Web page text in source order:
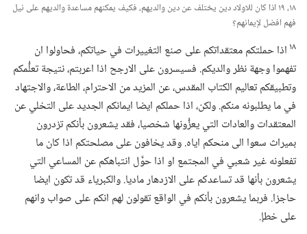
١٨،‏ ١٩ اذا كان للاولاد دين يختلف عن دين والديهم،‏ فكيف يمكنهم مساعدة والديهم على نيل
فهم افضل لإيمانهم؟‏
١٨ اذا حملتكم معتقداتكم على صنع التغييرات في حياتكم،‏ فحاولوا ان
تفهموا وجهة نظر والديكم.‏ فسيسرون على الارجح اذا اعربتم،‏ نتيجة تعلُّمكم
وتطبيقكم تعاليم الكتاب المقدس،‏ عن المزيد من الاحترام،‏ الطاعة،‏ والاجتهاد
في ما يطلبونه منكم.‏ ولكن،‏ اذا حملكم ايضا ايمانكم الجديد على التخلي عن
المعتقدات والعادات التي يعزُّونها شخصيا،‏ فقد يشعرون بأنكم تزدرون
بميراث سعوا الى منحكم اياه.‏ وقد يخافون على مصلحتكم اذا كان ما
تفعلونه غير شعبي في المجتمع او اذا حوَّل انتباهكم عن المساعي التي
يشعرون بأنها قد تساعدكم على الازدهار ماديا.‏ والكبرياء قد تكون ايضا
حاجزا.‏ فربما يشعرون بأنكم في الواقع تقولون لهم انكم على صواب وانهم
على خطإ.‏